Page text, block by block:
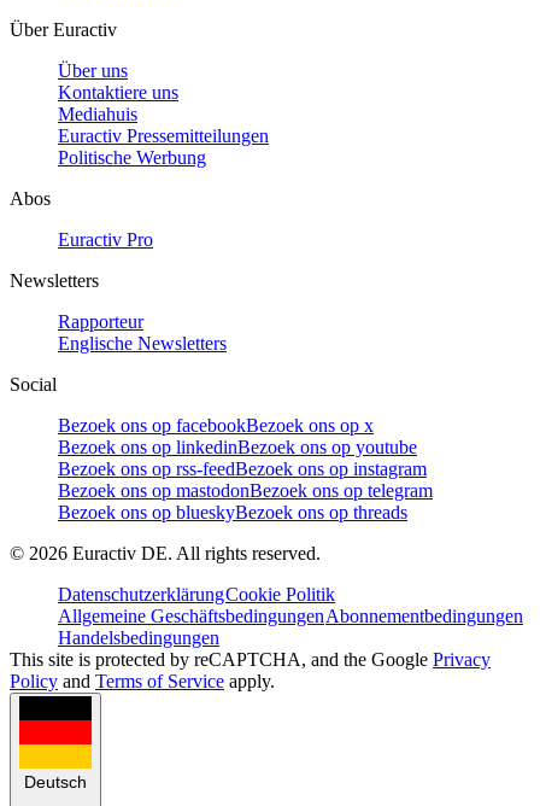
Über Euractiv
Über uns
Kontaktiere uns
Mediahuis
Euractiv Pressemitteilungen
Politische Werbung
Abos
Euractiv Pro
Newsletters
Rapporteur
Englische Newsletters
Social
Bezoek ons op facebookBezoek ons op x
Bezoek ons op linkedinBezoek ons op youtube
Bezoek ons op rss-feedBezoek ons op instagram
Bezoek ons op mastodonBezoek ons op telegram
Bezoek ons op blueskyBezoek ons op threads
© 2026 Euractiv DE. All rights reserved.
DatenschutzerklärungCookie Politik
Allgemeine GeschäftsbedingungenAbonnementbedingungen
Handelsbedingungen
This site is protected by reCAPTCHA, and the Google Privacy
Policy and Terms of Service apply.
Deutsch